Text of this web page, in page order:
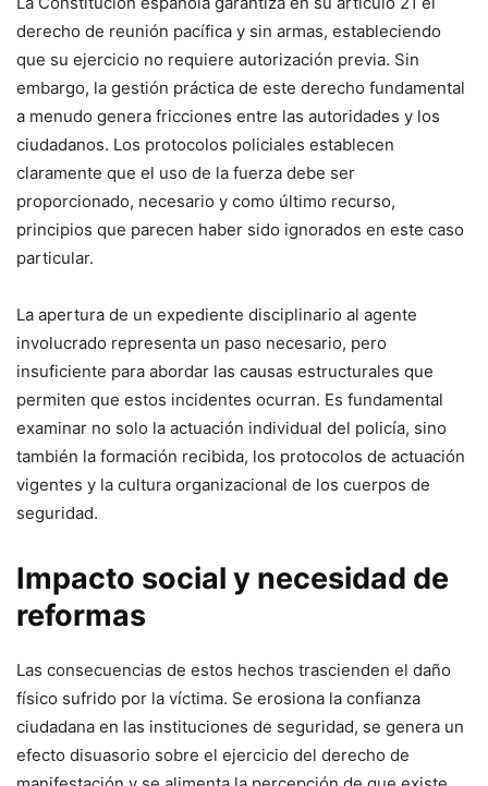
derecho de reunión pacífica y sin armas, estableciendo
que su ejercicio no requiere autorización previa. Sin
embargo, la gestión práctica de este derecho fundamental
a menudo genera fricciones entre las autoridades y los
ciudadanos. Los protocolos policiales establecen
claramente que el uso de la fuerza debe ser
proporcionado, necesario y como último recurso,
principios que parecen haber sido ignorados en este caso
particular.
La apertura de un expediente disciplinario al agente
involucrado representa un paso necesario, pero
insuficiente para abordar las causas estructurales que
permiten que estos incidentes ocurran. Es fundamental
examinar no solo la actuación individual del policía, sino
también la formación recibida, los protocolos de actuación
vigentes y la cultura organizacional de los cuerpos de
seguridad.
Impacto social y necesidad de
reformas
Las consecuencias de estos hechos trascienden el daño
físico sufrido por la víctima. Se erosiona la confianza
ciudadana en las instituciones de seguridad, se genera un
efecto disuasorio sobre el ejercicio del derecho de